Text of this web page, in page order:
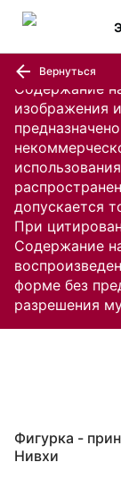
Содержание
изображения
допускается
При
Содержание
форме без
разрешения
Вернуться
Фигурка -
Нивхи